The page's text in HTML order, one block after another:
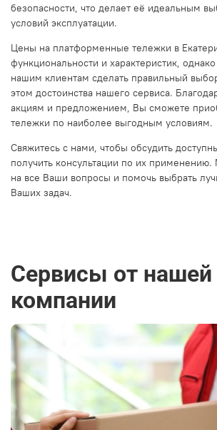
безопасности, что делает её идеальным
условий эксплуатации.
Цены на платформенные тележки в
функциональности и характеристик,
нашим клиентам сделать правильный
этом достоинства нашего сервиса.
акциям и предложением, Вы сможете
тележки по наиболее выгодным условиям.
Свяжитесь с нами, чтобы обсудить
получить консультации по их применению.
на все Ваши вопросы и помочь выбрать
Ваших задач.
Сервисы от нашей
компании